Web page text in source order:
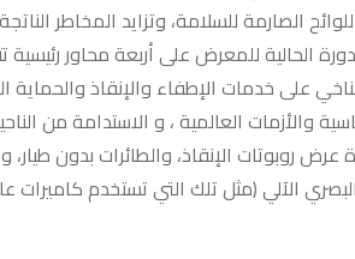
الصارمة للسلامة، وتزايد المخاطر
الحالية للمعرض على أربعة محاور
على خدمات الإطفاء والإنقاذ
والأزمات العالمية ، و الاستدامة من
روبوتات الإنقاذ، والطائرات بدون
الآلي (مثل تلك التي تستخدم كاميرات عالية